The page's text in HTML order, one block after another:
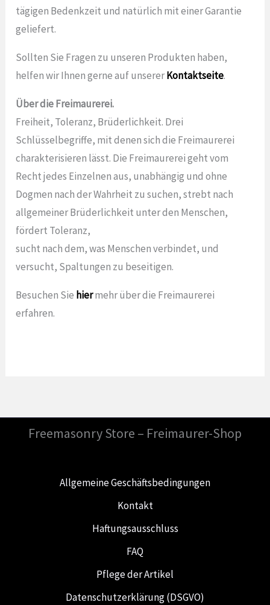
tägigen Bedenkzeit und natürlich mit einer Garantie
geliefert.
Sollten Sie Fragen zu unseren Produkten haben,
helfen wir Ihnen gerne auf unsererKontaktseite.
Über die Freimaurerei.
Freiheit, Toleranz, Brüderlichkeit. Drei
Schlüsselbegriffe, mit denen sich die Freimaurerei
charakterisieren lässt. Die Freimaurerei geht vom
Recht jedes Einzelnen aus, unabhängig und ohne
Dogmen nach der Wahrheit zu suchen, strebt nach
allgemeiner Brüderlichkeit unter den Menschen,
fördert Toleranz,
sucht nach dem, was Menschen verbindet, und
versucht, Spaltungen zu beseitigen.
Besuchen Sie hiermehr über die Freimaurerei
erfahren.
Freemasonry Store – Freimaurer-Shop
Allgemeine Geschäftsbedingungen
Kontakt
Haftungsausschluss
FAQ
Pflege der Artikel
Datenschutzerklärung (DSGVO)